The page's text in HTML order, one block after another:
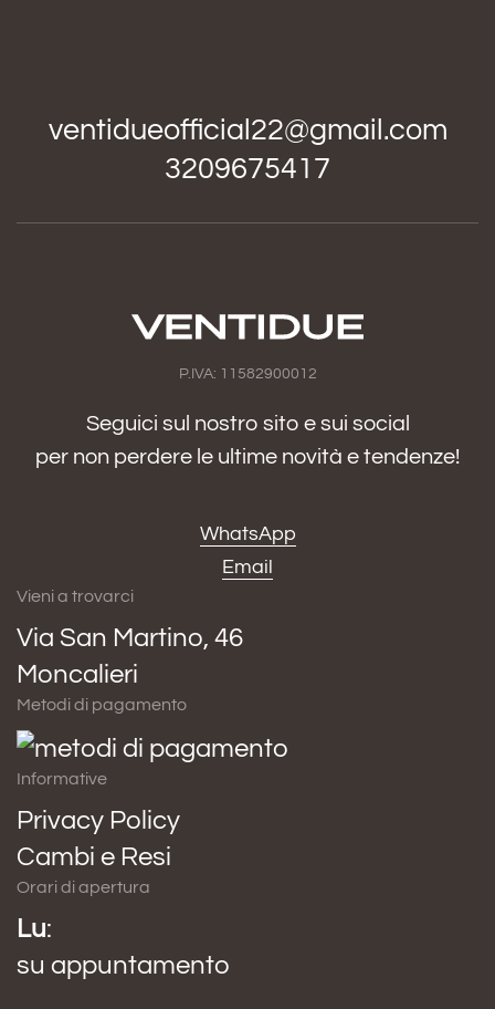
ventidueofficial22@gmail.com
3209675417
P.IVA: 11582900012
Seguici sul nostro sito e sui social
per non perdere le ultime novità e tendenze!
WhatsApp
Email
Vieni a trovarci
Via San Martino, 46
Moncalieri
Metodi di pagamento
Informative
Privacy Policy
Cambi e Resi
Orari di apertura
Lu:
su appuntamento